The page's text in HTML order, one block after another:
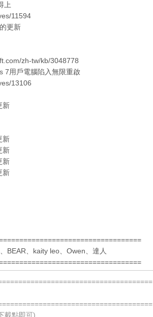
上
11594
更新
zh-tw/kb/3048778
7用戶電腦陷入無限重啟
13106
新
新
新
新
新
BEAR kaity leo Owen
達人
載點即可)